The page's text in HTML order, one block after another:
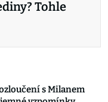
Tohle
s Milanem